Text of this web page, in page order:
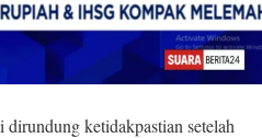
dirundung ketidakpastian setelah